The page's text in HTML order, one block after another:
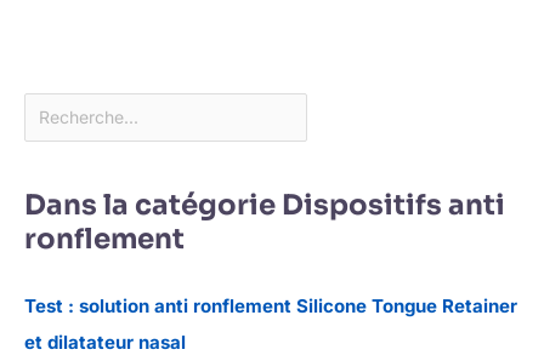
Dans la catégorie Dispositifs anti
ronflement
Test : solution anti ronflement Silicone Tongue Retainer
et dilatateur nasal